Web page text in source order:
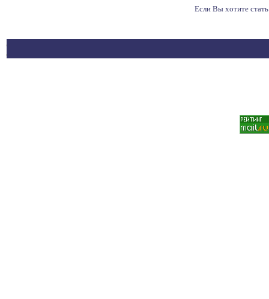
Если Вы хотите